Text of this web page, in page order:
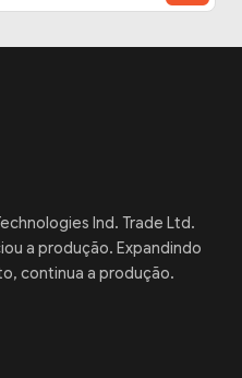
Ind. Trade Ltd.
a produção. Expandindo
continua a produção.